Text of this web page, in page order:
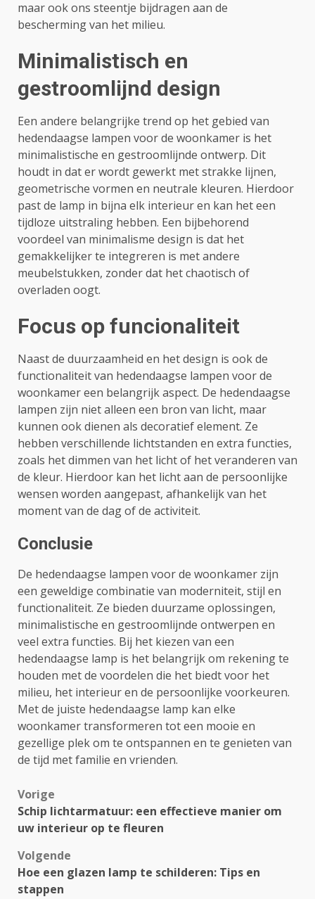
maar ook ons steentje bijdragen aan de
bescherming van het milieu.
Minimalistisch en
gestroomlijnd design
Een andere belangrijke trend op het gebied van
hedendaagse lampen voor de woonkamer is het
minimalistische en gestroomlijnde ontwerp. Dit
houdt in dat er wordt gewerkt met strakke lijnen,
geometrische vormen en neutrale kleuren. Hierdoor
past de lamp in bijna elk interieur en kan het een
tijdloze uitstraling hebben. Een bijbehorend
voordeel van minimalisme design is dat het
gemakkelijker te integreren is met andere
meubelstukken, zonder dat het chaotisch of
overladen oogt.
Focus op funcionaliteit
Naast de duurzaamheid en het design is ook de
functionaliteit van hedendaagse lampen voor de
woonkamer een belangrijk aspect. De hedendaagse
lampen zijn niet alleen een bron van licht, maar
kunnen ook dienen als decoratief element. Ze
hebben verschillende lichtstanden en extra functies,
zoals het dimmen van het licht of het veranderen van
de kleur. Hierdoor kan het licht aan de persoonlijke
wensen worden aangepast, afhankelijk van het
moment van de dag of de activiteit.
Conclusie
De hedendaagse lampen voor de woonkamer zijn
een geweldige combinatie van moderniteit, stijl en
functionaliteit. Ze bieden duurzame oplossingen,
minimalistische en gestroomlijnde ontwerpen en
veel extra functies. Bij het kiezen van een
hedendaagse lamp is het belangrijk om rekening te
houden met de voordelen die het biedt voor het
milieu, het interieur en de persoonlijke voorkeuren.
Met de juiste hedendaagse lamp kan elke
woonkamer transformeren tot een mooie en
gezellige plek om te ontspannen en te genieten van
de tijd met familie en vrienden.
Bericht
navigatie
Vorige
Schip lichtarmatuur: een effectieve manier om
uw interieur op te fleuren
Volgende
Hoe een glazen lamp te schilderen: Tips en
stappen